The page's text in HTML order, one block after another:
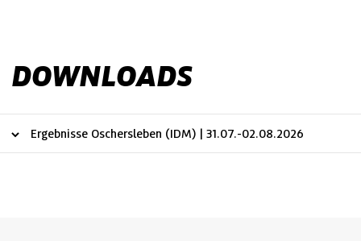
DOWNLOADS
Ergebnisse Oschersleben (IDM) | 31.07.-02.08.2026